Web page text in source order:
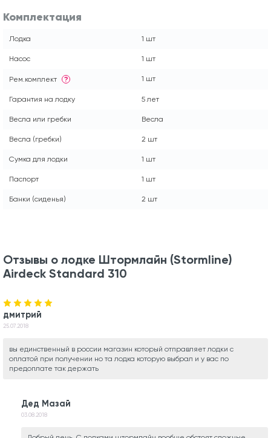
Комплектация
Лодка 1 шт
Насос 1 шт
Рем.комплект ? 1 шт
Гарантия на лодку 5 лет
Весла или гребки Весла
Весла (гребки) 2 шт
Сумка для лодки 1 шт
Паспорт 1 шт
Банки (сиденья) 2 шт
Отзывы о лодке Штормлайн (Stormline)
Airdeck Standard 310
дмитрий
25.07.2018
вы единственный в россии магазин который отправляет лодки с
оплатой при получении но та лодка которую выбрал и у вас по
предоплате так держать
Дед Мазай
03.08.2018